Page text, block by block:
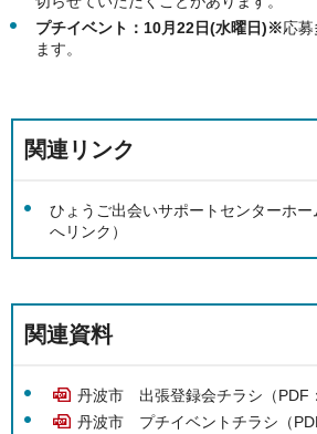
プチイベント：10月22日(水曜日)※応
ます。
関連リンク
ひょうご出会いサポートセンターホー
へリンク）
関連資料
丹波市 出張登録会チラシ（PDF
丹波市 プチイベントチラシ（